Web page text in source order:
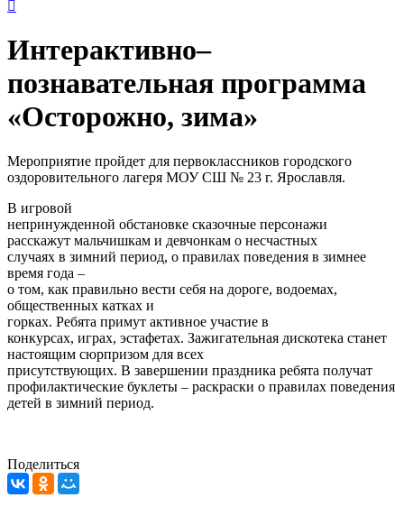
Интерактивно–
познавательная программа
«Осторожно, зима»
Мероприятие пройдет для первоклассников городского
оздоровительного лагеря МОУ СШ № 23 г. Ярославля.
В игровой
непринужденной обстановке сказочные персонажи
расскажут мальчишкам и девчонкам о несчастных
случаях в зимний период, о правилах поведения в зимнее
время года –
о том, как правильно вести себя на дороге, водоемах,
общественных катках и
горках. Ребята примут активное участие в
конкурсах, играх, эстафетах. Зажигательная дискотека станет
настоящим сюрпризом для всех
присутствующих. В завершении праздника ребята получат
профилактические буклеты – раскраски о правилах поведения
детей в зимний период.
Поделиться